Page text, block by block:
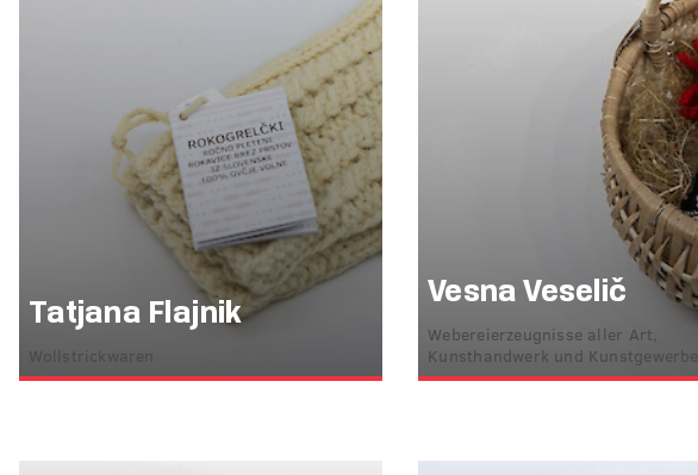
Tatjana Flajnik
Wollstrickwaren
Vesna Veselič
Webereierzeugnisse aller Art,
Kunsthandwerk und Kunstgewerbe